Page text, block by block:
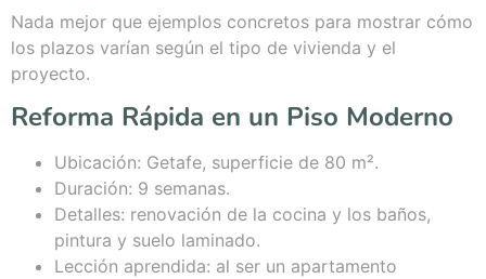
Nada mejor que ejemplos concretos para mostrar cómo
los plazos varían según el tipo de vivienda y el
proyecto.
Reforma Rápida en un Piso Moderno
Ubicación: Getafe, superficie de 80 m².
Duración: 9 semanas.
Detalles: renovación de la cocina y los baños,
pintura y suelo laminado.
Lección aprendida: al ser un apartamento